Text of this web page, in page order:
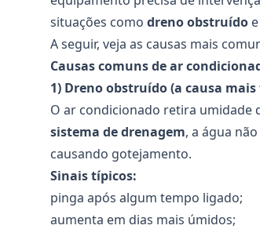
situações como dreno obstruído e
A seguir, veja as causas mais
Causas comuns dear
1) Dreno obstruído (a causa
O ar condicionado retira umidade
sistema de drenagem, a água
causando gotejamento.
Sinais típicos:
pinga após algum tempo ligado;
aumenta em dias mais úmidos;